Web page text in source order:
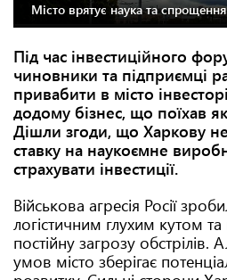
Місто врятує наука та
Під час інвестиційного
чиновники та підприємці
привабити в місто
додому бізнес, що поїхав
Дішли згоди, що Харкову
ставку на наукоємне
страхувати інвестиції.
Військова агресія Росії
логістичним глухим кутом та
постійну загрозу обстрілів.
умов місто зберігає